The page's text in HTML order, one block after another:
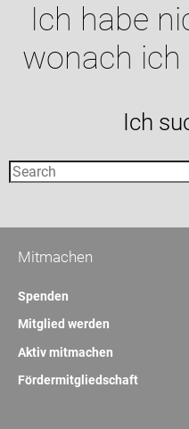
Ich habe
wonach
Ich
Mitmachen
Spenden
Mitglied werden
Aktiv mitmachen
Fördermitgliedschaft